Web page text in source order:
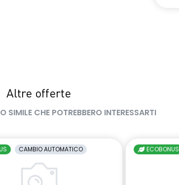
Altre offerte
SIMILE CHE POTREBBERO INTERESSARTI
CAMBIO AUTOMATICO ECOBONUS